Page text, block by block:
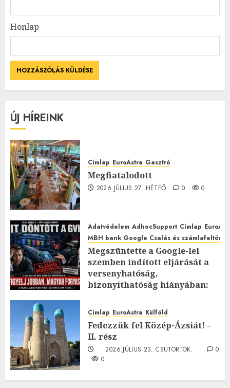
Honlap
ÚJ HÍREINK
Címlap EuroAstra Gasztró
Megfiatalodott
2026.JÚLIUS.27. HÉTFŐ. 0 0
Adatvédelem AdhocSupport Címlap
MBH bank Google Csalás és
Megszüntette a Google-lel
szemben indított eljárását a
versenyhatóság,
bizonyíthatóság hiányában:
2026.JÚLIUS.23. CSÜTÖRTÖK.
0
Címlap EuroAstra Külföld
Fedezzük fel Közép-Ázsiát! –
II. rész
2026.JÚLIUS.23. CSÜTÖRTÖK.
0
0